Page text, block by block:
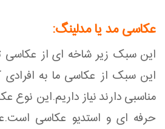
عکاسی مد یا مدلینگ:
این سبک زیر شاخه ای از عکاسی
این سبک از عکاسی ما به
مناسبی دارند نیاز داریم.این نوع
حرفه ای و استدیو عکاسی